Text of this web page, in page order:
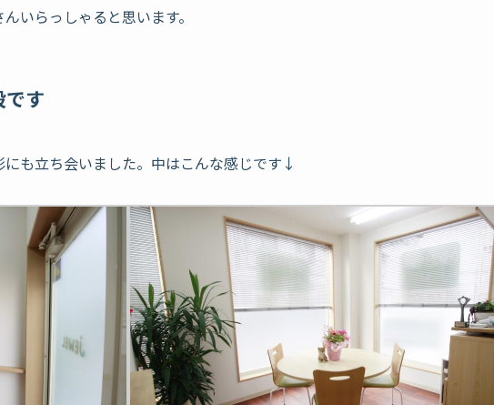
いらっしゃると思います。
です
も立ち会いました。中はこんな感じです↓